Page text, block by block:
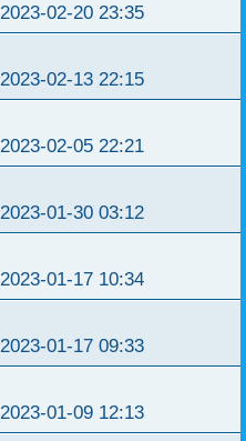
2023-02-20 23:35
2023-02-13 22:15
2023-02-05 22:21
2023-01-30 03:12
2023-01-17 10:34
2023-01-17 09:33
2023-01-09 12:13